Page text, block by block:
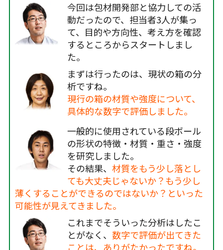
今回は包材開発部と協力しての活
動だったので、担当者3人が集っ
て、目的や方向性、考え方を確認
するところからスタートしまし
た。
まずは行ったのは、現状の箱の分
析ですね。
現行の箱の材質や強度について、
具体的な数字で評価しました。
一般的に使用されている段ボール
の形状の特徴・材質・重さ・強度
を研究しました。
その結果、 材質をもう少し落とし
ても大丈夫じゃないか？もう少し
薄くすることができるのではないか？といった
可能性が見えてきました。
これまでそういった分析はしたこ
とがなく、 数字で評価が出てきた
ことは、ありがたかったですね。